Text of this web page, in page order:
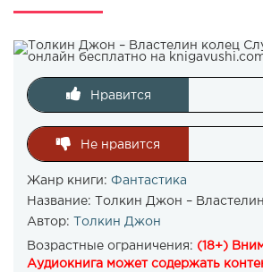
Нравится
Не нравится
Жанр книги: Фантастика
Название: Толкин Джон –
Автор:
Толкин Джон
Возрастные ограничения: (18+)
Аудиокнига может содержать